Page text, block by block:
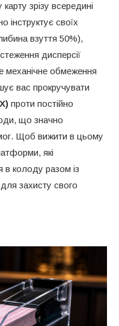
зрізу всередині
інструктує своїх
взуття 50%),
дисперсії
механічне обмеження
вас прокручувати
проти постійно
що значно
Щоб вижити в цьому
які
в колоду разом із
для захисту свого